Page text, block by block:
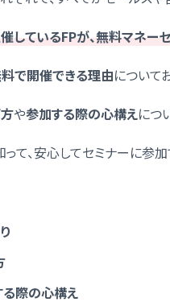
しているFPが、無料マネー
で開催できる理由について
や参加する際の心構えにつ
、安心してセミナーに参加
際の心構え